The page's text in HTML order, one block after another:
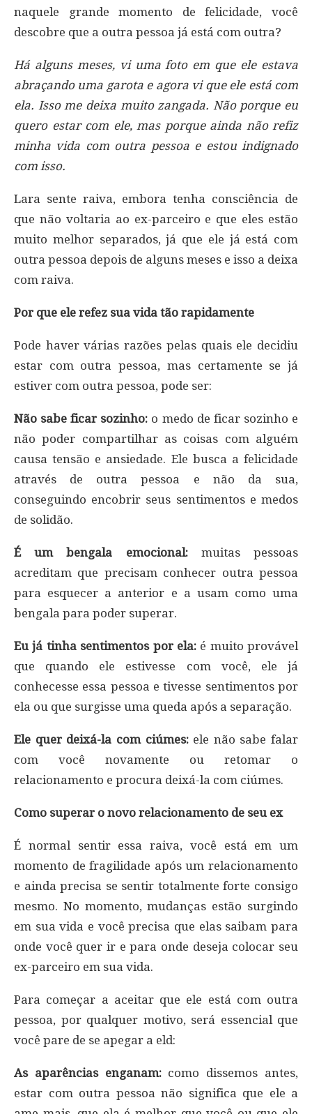
naquele grande momento de felicidade, você
descobre que a outra pessoa já está com outra?
Há alguns meses, vi uma foto em que ele estava
abraçando uma garota e agora vi que ele está com
ela. Isso me deixa muito zangada. Não porque eu
quero estar com ele, mas porque ainda não refiz
minha vida com outra pessoa e estou indignado
com isso.
Lara sente raiva, embora tenha consciência de
que não voltaria ao ex-parceiro e que eles estão
muito melhor separados, já que ele já está com
outra pessoa depois de alguns meses e isso a deixa
com raiva.
Por que ele refez sua vida tão rapidamente
Pode haver várias razões pelas quais ele decidiu
estar com outra pessoa, mas certamente se já
estiver com outra pessoa, pode ser:
Não sabe ficar sozinho: o medo de ficar sozinho e
não poder compartilhar as coisas com alguém
causa tensão e ansiedade. Ele busca a felicidade
através de outra pessoa e não da sua,
conseguindo encobrir seus sentimentos e medos
de solidão.
É um bengala emocional:muitas pessoas
acreditam que precisam conhecer outra pessoa
para esquecer a anterior e a usam como uma
bengala para poder superar.
Eu já tinha sentimentos por ela:é muito provável
que quando ele estivesse com você, ele já
conhecesse essa pessoa e tivesse sentimentos por
ela ou que surgisse uma queda após a separação.
Ele quer deixá-la com ciúmes:ele não sabe falar
com você novamente ou retomar o
relacionamento e procura deixá-la com ciúmes.
Como superar o novo relacionamento de seu ex
É normal sentir essa raiva, você está em um
momento de fragilidade após um relacionamento
e ainda precisa se sentir totalmente forte consigo
mesmo. No momento, mudanças estão surgindo
em sua vida e você precisa que elas saibam para
onde você quer ir e para onde deseja colocar seu
ex-parceiro em sua vida.
Para começar a aceitar que ele está com outra
pessoa, por qualquer motivo, será essencial que
você pare de se apegar a eld:
As aparências enganam:como dissemos antes,
estar com outra pessoa não significa que ele a